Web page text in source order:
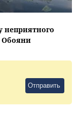
неприятного
Обояни
Отправить